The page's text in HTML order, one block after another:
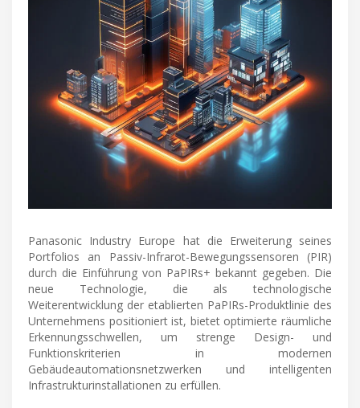
Panasonic Industry Europe hat die Erweiterung seines
Portfolios an Passiv-Infrarot-Bewegungssensoren (PIR)
durch die Einführung von PaPIRs+ bekannt gegeben. Die
neue Technologie, die als technologische
Weiterentwicklung der etablierten PaPIRs-Produktlinie des
Unternehmens positioniert ist, bietet optimierte räumliche
Erkennungsschwellen, um strenge Design- und
Funktionskriterien in modernen
Gebäudeautomationsnetzwerken und intelligenten
Infrastrukturinstallationen zu erfüllen.